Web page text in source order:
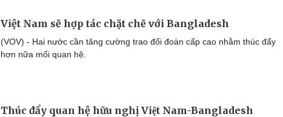
Việt Nam sẽ hợp tác chặt chẽ với Bangladesh
(VOV) - Hai nước cần tăng cường trao đổi đoàn cấp cao nhằm thúc đẩy
hơn nữa mối quan hệ.
Thúc đẩy quan hệ hữu nghị Việt Nam-Bangladesh